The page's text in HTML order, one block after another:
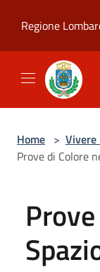
Regione
Home > Vivere
Prove di Colore